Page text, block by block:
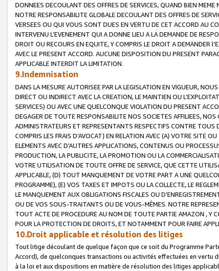
DONNEES DECOULANT DES OFFRES DE SERVICES, QUAND BIEN
NOTRE RESPONSABILITE GLOBALE DECOULANT DES OFFRES DE
VERSEES OU QUI VOUS SONT DUES EN VERTU DE CET ACCORD AU
INTERVENU L’EVENEMENT QUI A DONNE LIEU A LA DEMANDE DE
DROIT OU RECOURS EN EQUITE, Y COMPRIS LE DROIT A DEMANDER
AVEC LE PRESENT ACCORD. AUCUNE DISPOSITION DU PRESENT
APPLICABLE INTERDIT LA LIMITATION.
9.Indemnisation
DANS LA MESURE AUTORISEE PAR LA LEGISLATION EN VIGUEUR,
DIRECT OU INDIRECT AVEC LA CREATION, LE MAINTIEN OU
SERVICES) OU AVEC UNE QUELCONQUE VIOLATION DU PRESENT
DEGAGER DE TOUTE RESPONSABILITE NOS SOCIETES AFFILIEES,
ADMINISTRATEURS ET REPRESENTANTS RESPECTIFS CONTRE
COMPRIS LES FRAIS D’AVOCAT) EN RELATION AVEC (A) VOTRE SITE
ELEMENTS AVEC D’AUTRES APPLICATIONS, CONTENUS OU
PRODUCTION, LA PUBLICITE, LA PROMOTION OU LA
VOTRE UTILISATION DE TOUTE OFFRE DE SERVICE, QUE CETTE
APPLICABLE, (D) TOUT MANQUEMENT DE VOTRE PART A UNE
PROGRAMME), (E) VOS TAXES ET IMPOTS OU LA COLLECTE, LE
LE MANQUEMENT AUX OBLIGATIONS FISCALES OU
OU DE VOS SOUS-TRAITANTS OU DE VOUS-MÊMES. NOTRE
TOUT ACTE DE PROCEDURE AU NOM DE TOUTE PARTIE AMAZON , Y
POUR LA PROTECTION DE DROITS, ET NOTAMMENT POUR FAIRE
10.Droit applicable et résolution des litiges
Tout litige découlant de quelque façon que ce soit du Programme
Accord), de quelconques transactions ou activités effectuées en vertu
à la loi et aux dispositions en matière de résolution des litiges